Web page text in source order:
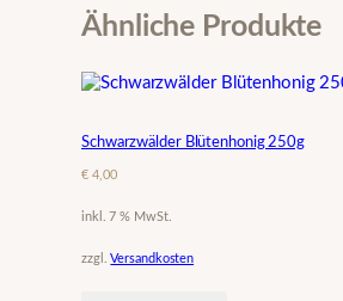
T
n
n
n
g
Ähnliche Produkte
Schwarzwälder Blütenhonig 250g
€4,00
inkl. 7 % MwSt.
zzgl.Versandkosten